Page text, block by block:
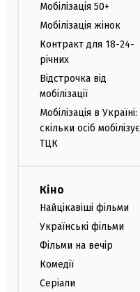
Мобілізація 50+
Мобілізація жінок
Контракт для 18-24-
річних
Відстрочка від
мобілізації
Мобілізація в Україні:
скільки осіб мобілізує
ТЦК
Кіно
Найцікавіші фільми
Українські фільми
Фільми на вечір
Комедії
Серіали